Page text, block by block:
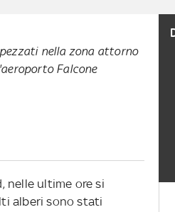
nella zona attorno
Falcone
nelle ultime ore si
alberi sono stati